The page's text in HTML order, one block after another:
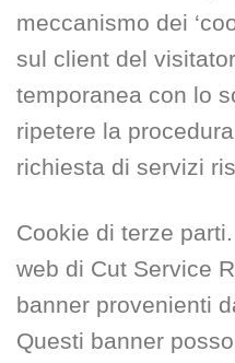
meccanismo dei
sul client del
temporanea con lo
ripetere la
richiesta di servizi
Cookie di terze
web di Cut Service
banner provenienti
Questi banner